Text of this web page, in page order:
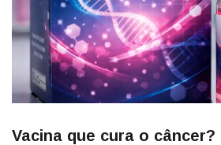
Vacina que cura o